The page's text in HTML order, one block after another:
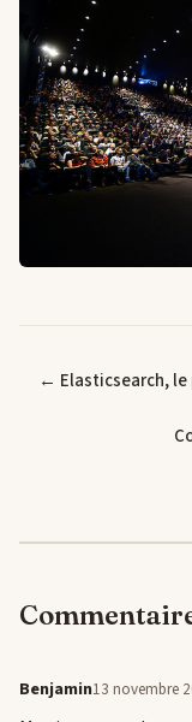
← Elasticsearch,
Benjamin13 novembre